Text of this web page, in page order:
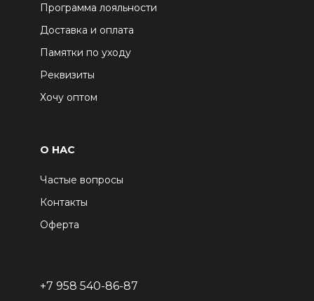
Программа лояльности
Доставка и оплата
Памятки по уходу
Реквизиты
Хочу оптом
О НАС
Частые вопросы
Контакты
Оферта
+7 958 540-86-87